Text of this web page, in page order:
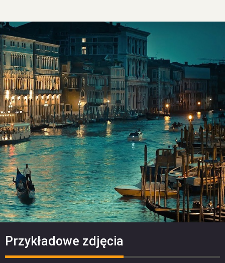
Przykładowe zdjęcia